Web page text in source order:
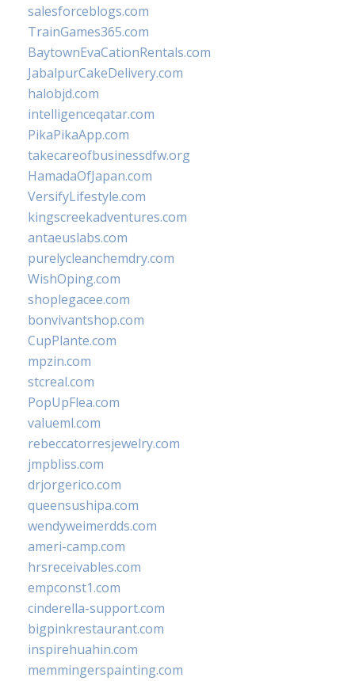
salesforceblogs.com
TrainGames365.com
BaytownEvaCationRentals.com
JabalpurCakeDelivery.com
halobjd.com
intelligenceqatar.com
PikaPikaApp.com
takecareofbusinessdfw.org
HamadaOfJapan.com
VersifyLifestyle.com
kingscreekadventures.com
antaeuslabs.com
purelycleanchemdry.com
WishOping.com
shoplegacee.com
bonvivantshop.com
CupPlante.com
mpzin.com
stcreal.com
PopUpFlea.com
valueml.com
rebeccatorresjewelry.com
jmpbliss.com
drjorgerico.com
queensushipa.com
wendyweimerdds.com
ameri-camp.com
hrsreceivables.com
empconst1.com
cinderella-support.com
bigpinkrestaurant.com
inspirehuahin.com
memmingerspainting.com